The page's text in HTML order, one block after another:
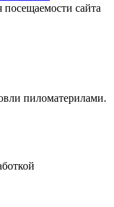
сайта
пиломатерилами.